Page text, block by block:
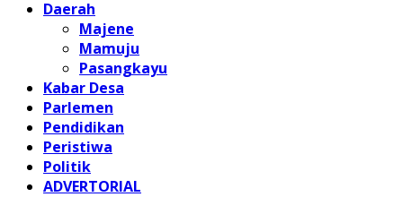
Daerah
Majene
Mamuju
Pasangkayu
Kabar Desa
Parlemen
Pendidikan
Peristiwa
Politik
ADVERTORIAL